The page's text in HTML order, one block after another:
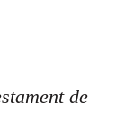
de